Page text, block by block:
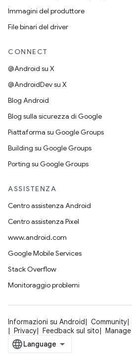
Immagini del produttore
File binari del driver
CONNECT
@Android su X
@AndroidDev su X
Blog Android
Blog sulla sicurezza di Google
Piattaforma su Google Groups
Building su Google Groups
Porting su Google Groups
ASSISTENZA
Centro assistenza Android
Centro assistenza Pixel
www.android.com
Google Mobile Services
Stack Overflow
Monitoraggio problemi
Informazioni su Android Community
Privacy
Feedback sul sito